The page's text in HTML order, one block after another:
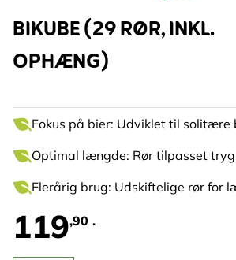
BIKUBE (29 RØR, INKL.
OPHÆNG)
Fokus på bier: Udviklet til solitære
Optimal længde: Rør tilpasset
Flerårig brug: Udskiftelige rør for
119,90 .